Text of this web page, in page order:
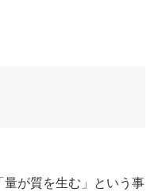
が質を生む」という事